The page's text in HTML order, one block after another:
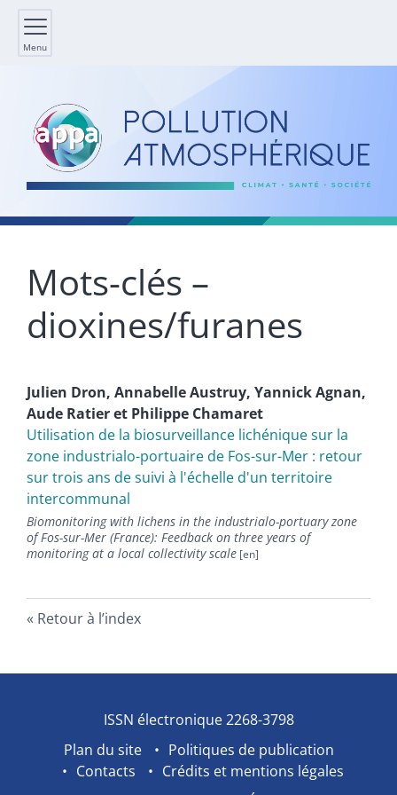
Menu
Mots-clés –
dioxines/furanes
Julien Dron, AnnabelleAustruy, YannickAgnan,
Aude Ratieret Philippe Chamaret
Utilisation de la biosurveillance lichénique sur la
zone industrialo-portuaire de Fos-sur-Mer : retour
sur trois ans de suivi à l'échelle d'un territoire
intercommunal
Biomonitoring with lichens in the industrialo-portuary zone
of Fos-sur-Mer (France): Feedback on three years of
monitoring at a local collectivity scale
Retour à l’index
ISSN électronique 2268-3798
Plan du site
Politiques de publication
Contacts
Crédits et mentions légales